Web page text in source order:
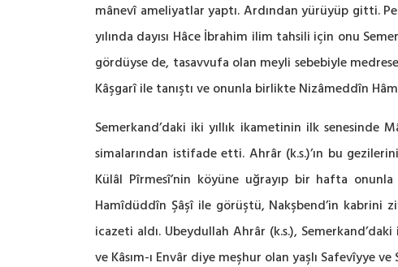
mânevî ameliyatlar yaptı. Ardından yürüyüp gitti.
yılında dayısı Hâce İbrahim ilim tahsili için onu
gördüyse de, tasavvufa olan meyli sebebiyle
Kâşgarî ile tanıştı ve onunla birlikte Nizâmeddîn
Semerkand’daki iki yıllık ikametinin ilk senesinde
simalarından istifade etti. Ahrâr (k.s.)’ın bu
Külâl Pîrmesî’nin köyüne uğrayıp bir hafta
Hamîdüddîn Şâşî ile görüştü, Nakşbend’in
icazeti aldı. Ubeydullah Ahrâr (k.s.),
ve Kâsım-ı Envâr diye meşhur olan yaşlı Safevîyye